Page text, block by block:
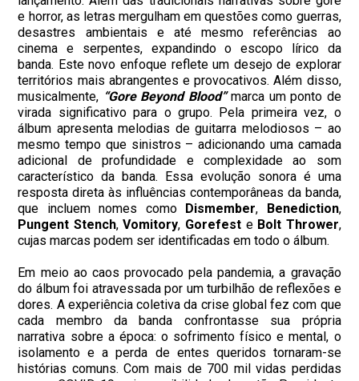
e horror, as letras mergulham em questões como guerras,
desastres ambientais e até mesmo referências ao
cinema e serpentes, expandindo o escopo lírico da
banda. Este novo enfoque reflete um desejo de explorar
territórios mais abrangentes e provocativos. Além disso,
musicalmente, “Gore Beyond Blood”marca um ponto de
virada significativo para o grupo. Pela primeira vez, o
álbum apresenta melodias de guitarra melodiosos – ao
mesmo tempo que sinistros – adicionando uma camada
adicional de profundidade e complexidade ao som
característico da banda. Essa evolução sonora é uma
resposta direta às influências contemporâneas da banda,
que incluem nomes como Dismember, Benediction,
Pungent Stench,Vomitory, Gorefest e Bolt Thrower,
cujas marcas podem ser identificadas em todo o álbum.
Em meio ao caos provocado pela pandemia, a gravação
do álbum foi atravessada por um turbilhão de reflexões e
dores. A experiência coletiva da crise global fez com que
cada membro da banda confrontasse sua própria
narrativa sobre a época: o sofrimento físico e mental, o
isolamento e a perda de entes queridos tornaram-se
histórias comuns. Com mais de 700 mil vidas perdidas